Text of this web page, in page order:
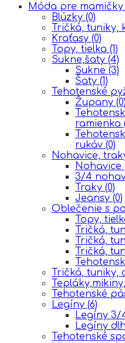
Móda pre mamičky
Blúzky (0)
Tričká, tuniky,
Kraťasy (0)
Topy, tielka (1)
Sukne,šaty (4)
Sukne (3)
Šaty (1)
Tehotenské
Župany (0)
ramienka
rukáv (0)
Nohavice,
Nohavice
3/4
Traky (0)
Jeansy (0)
Oblečenie s
Topy,
Tričká,
Tričká,
Tričká,
Tričká, tuniky,
Tehotenské
Legíny (6)
Legíny 3/
Legíny
Tehotenské